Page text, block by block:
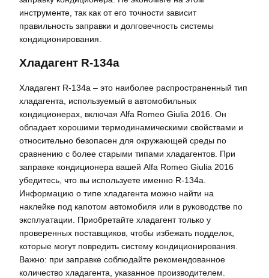
инструменте, так как от его точности зависит
правильность заправки и долговечность системы
кондиционирования.
Хладагент R-134a
Хладагент R-134a – это наиболее распространенный тип
хладагента, используемый в автомобильных
кондиционерах, включая Alfa Romeo Giulia 2016. Он
обладает хорошими термодинамическими свойствами и
относительно безопасен для окружающей среды по
сравнению с более старыми типами хладагентов. При
заправке кондиционера вашей Alfa Romeo Giulia 2016
убедитесь, что вы используете именно R-134a.
Информацию о типе хладагента можно найти на
наклейке под капотом автомобиля или в руководстве по
эксплуатации. Приобретайте хладагент только у
проверенных поставщиков, чтобы избежать подделок,
которые могут повредить систему кондиционирования.
Важно: при заправке соблюдайте рекомендованное
количество хладагента, указанное производителем.